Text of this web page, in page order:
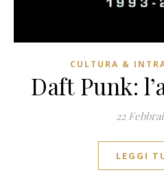
CULTURA &
Daft Punk:
22
LEGGI